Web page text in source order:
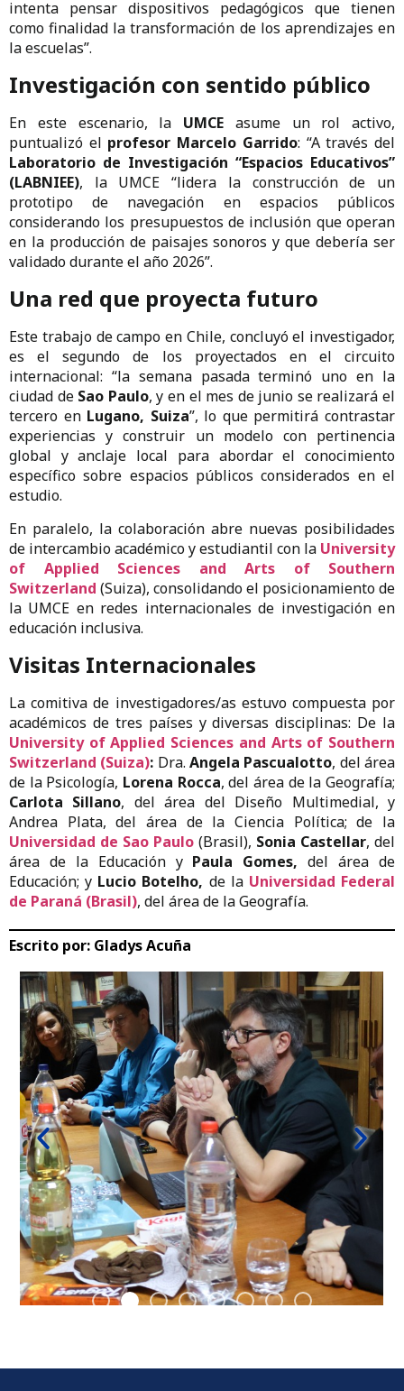
intenta pensar dispositivos pedagógicos que tienen
como finalidad la transformación de los aprendizajes en
la escuelas”.
Investigación con sentido público
En este escenario, la UMCE asume un rol activo,
puntualizó el profesor Marcelo Garrido: “A través del
Laboratorio de Investigación “Espacios Educativos”
(LABNIEE), la UMCE “lidera la construcción de un
prototipo de navegación en espacios públicos
considerando los presupuestos de inclusión que operan
en la producción de paisajes sonoros y que debería ser
validado durante el año 2026”.
Una red que proyecta futuro
Este trabajo de campo en Chile, concluyó el investigador,
es el segundo de los proyectados en el circuito
internacional: “la semana pasada terminó uno en la
ciudad de Sao Paulo, y en el mes de junio se realizará el
tercero en Lugano, Suiza”, lo que permitirá contrastar
experiencias y construir un modelo con pertinencia
global y anclaje local para abordar el conocimiento
específico sobre espacios públicos considerados en el
estudio.
En paralelo, la colaboración abre nuevas posibilidades
de intercambio académico y estudiantil con la University
of Applied Sciences and Arts of Southern
Switzerland (Suiza), consolidando el posicionamiento de
la UMCE en redes internacionales de investigación en
educación inclusiva.
Visitas Internacionales
La comitiva de investigadores/as estuvo compuesta por
académicos de tres países y diversas disciplinas: De la
University of Applied Sciences and Arts of Southern
Switzerland (Suiza): Dra.Angela Pascualotto, del área
de la Psicología, Lorena Rocca, del área de la Geografía;
Carlota Sillano, del área del Diseño Multimedial, y
Andrea Plata, del área de la Ciencia Política; de la
Universidad de Sao Paulo (Brasil), Sonia Castellar, del
área de la Educación y Paula Gomes, del área de
Educación; y Lucio Botelho, de la Universidad Federal
de Paraná (Brasil), del área de la Geografía.
Escrito por: Gladys Acuña